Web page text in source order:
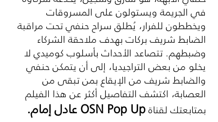
في الجريمة ويستولون على المسروقات
ويخططون للفرار، يُطلق سراح حنفي تحت مراقبة
الضابط شريف بركات بهدف ملاحقة الشركاء
وضبطهم. تتصاعد الأحداث بأسلوب كوميدي لا
يخلو من بعض التراجيديا، إلى أن يتمكن حنفي
والضابط شريف من الإيقاع بمن تبقى من
العصابة، اكتشف التفاصيل أكثر عن هذا الفيلم
بمتابعتك لقناةOSN Pop Upعادل إمام.